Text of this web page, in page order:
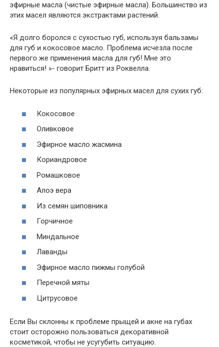
эфирные масла (чистые эфирные масла). Большинство из
этих масел являются экстрактами растений.
«Я долго боролся с сухостью губ, используя бальзамы
для губ и кокосовое масло. Проблема исчезла после
первого же применения масла для губ! Мне это
нравиться! »- говорит Бритт из Роквелла.
Некоторые из популярных эфирных масел для сухих губ:
Кокосовое
Оливковое
Эфирное масло жасмина
Кориандровое
Ромашковое
Алоэ вера
Из семян шиповника
Горчичное
Миндальное
Лаванды
Эфирное масло пижмы голубой
Перечной мяты
Цитрусовое
Если Вы склонны к проблеме прыщей и акне на губах
стоит осторожно пользоваться декоративной
косметикой, чтобы не усугубить ситуацию.